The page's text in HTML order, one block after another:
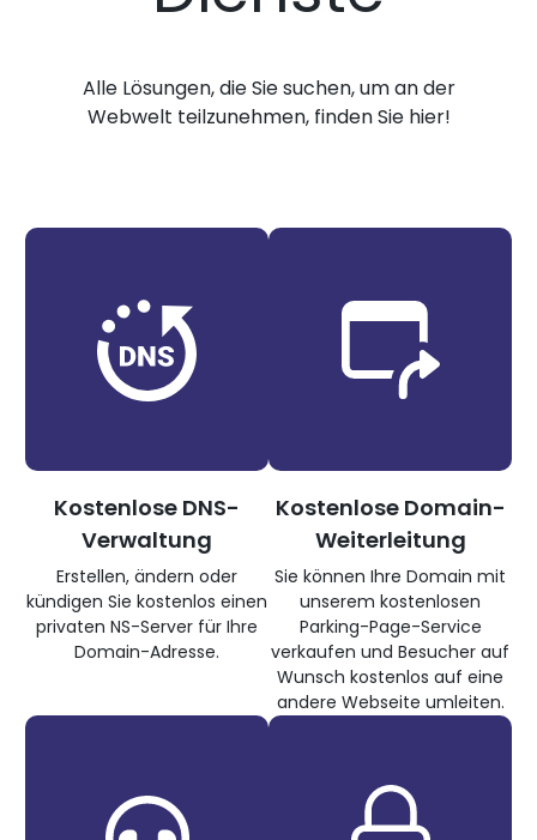
Alle Lösungen, die Sie suchen, um an der
Webwelt teilzunehmen, finden Sie hier!
Kostenlose DNS-
Verwaltung
Erstellen, ändern oder
kündigen Sie kostenlos einen
privaten NS-Server für Ihre
Domain-Adresse.
Kostenlose Domain-
Weiterleitung
Sie können Ihre Domain mit
unserem kostenlosen
Parking-Page-Service
verkaufen und Besucher auf
Wunsch kostenlos auf eine
andere Webseite umleiten.